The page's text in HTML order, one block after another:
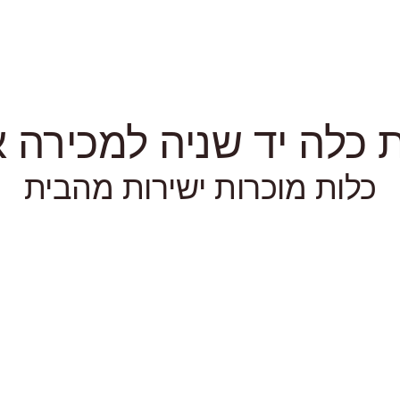
כלה יד שניה למכירה
כלות מוכרות ישירות מהבית